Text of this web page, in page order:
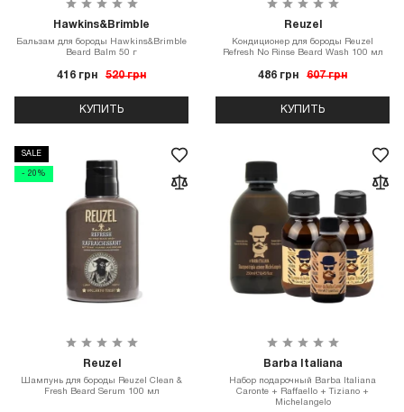
Hawkins&Brimble
Бальзам для бороды Hawkins&Brimble
Beard Balm 50 г
416 грн 520 грн
КУПИТЬ
Reuzel
Кондиционер для бороды Reuzel
Refresh No Rinse Beard Wash 100 мл
486 грн 607 грн
КУПИТЬ
SALE
- 20%
Reuzel
Шампунь для бороды Reuzel Clean &
Fresh Beard Serum 100 мл
Barba Italiana
Набор подарочный Barba Italiana
Caronte + Raffaello + Tiziano +
Michelangelo